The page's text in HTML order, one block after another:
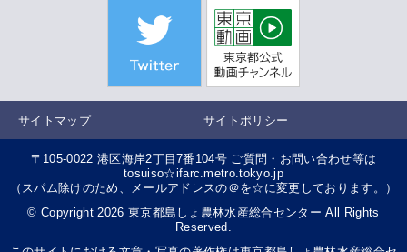
サイトマップ サイトポリシー
〒105-0022 港区海岸2丁目7番104号 ご質問・お問い合わせ等は
tosuiso☆ifarc.metro.tokyo.jp
（スパム除けのため、メールアドレスの＠を☆に変更しております。）
© Copyright 2026 東京都島しょ農林水産総合センター All Rights
Reserved.